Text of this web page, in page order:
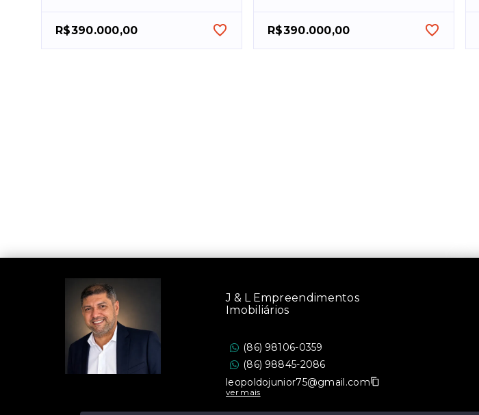
R$390.000,00 R$390.000,00
J & L Empreendimentos
Imobiliários
(86) 98106-0359
(86) 98845-2086
leopoldojunior75@gmail.com
ver mais